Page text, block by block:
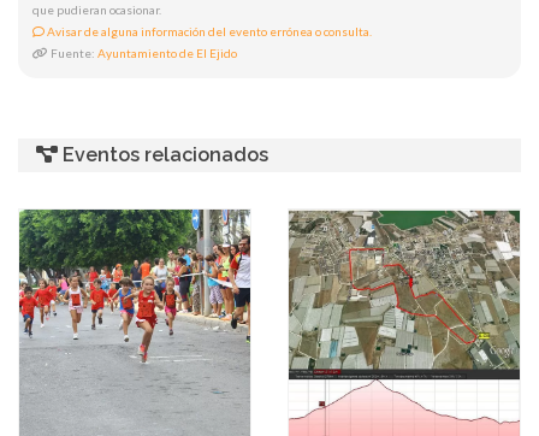
que pudieran ocasionar.
Avisar de alguna información del evento errónea o consulta.
Fuente: Ayuntamiento de El Ejido
Eventos relacionados